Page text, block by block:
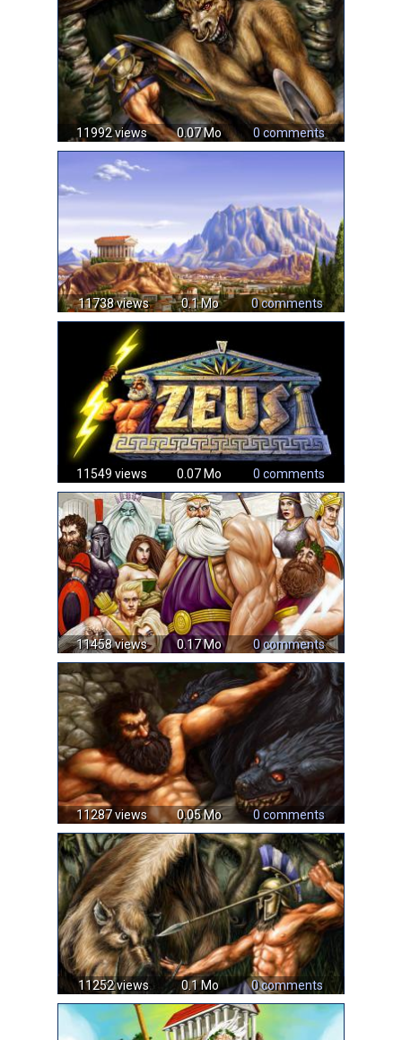
11992 views 0.07 Mo 0 comments
11738 views 0.1 Mo 0 comments
11549 views 0.07 Mo 0 comments
11458 views 0.17 Mo 0 comments
11287 views 0.05 Mo 0 comments
11252 views 0.1 Mo 0 comments